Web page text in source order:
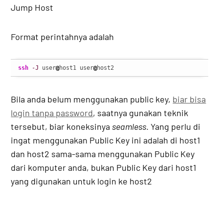
Jump Host
Format perintahnya adalah
ssh -J user@host1 user@host2
Bila anda belum menggunakan public key, biar bisa
login tanpa password, saatnya gunakan teknik
tersebut, biar koneksinya seamless. Yang perlu di
ingat menggunakan Public Key ini adalah di host1
dan host2 sama-sama menggunakan Public Key
dari komputer anda, bukan Public Key dari host1
yang digunakan untuk login ke host2